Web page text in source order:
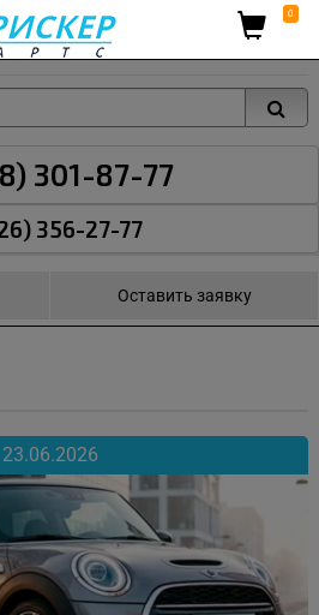
0
301-87-77
356-27-77
Оставить заявку
23.06.2026